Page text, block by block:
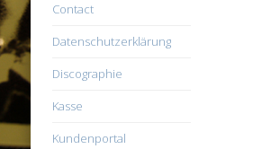
Contact
Datenschutzerklärung
Discographie
Kasse
Kundenportal